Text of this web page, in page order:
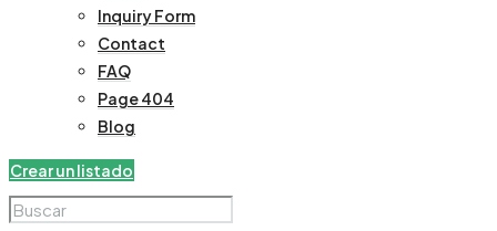
Inquiry Form
Contact
FAQ
Page 404
Blog
Crear un listado